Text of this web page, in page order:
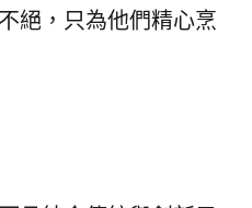
絕，只為他們精心烹